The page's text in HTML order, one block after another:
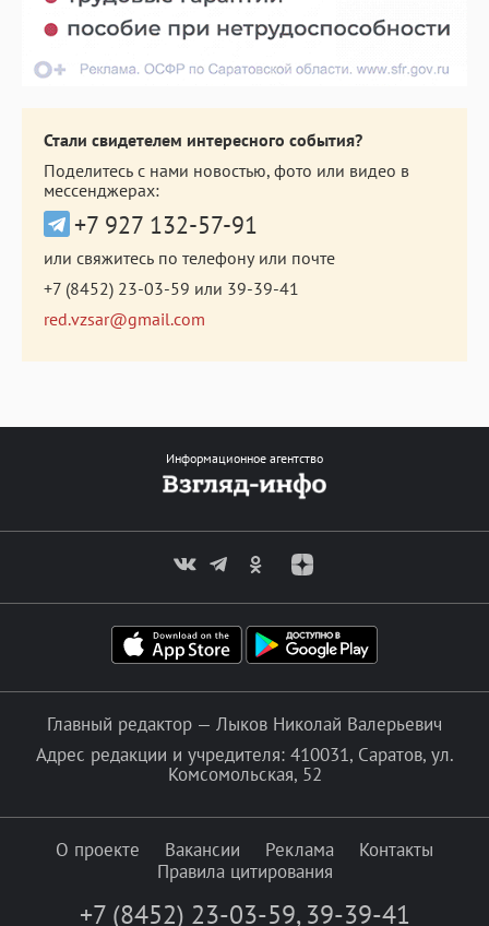
Стали свидетелем интересного события?
Поделитесь с нами новостью, фото или видео в
мессенджерах:
+7 927 132-57-91
или свяжитесь по телефону или почте
+7 (8452) 23-03-59 или 39-39-41
red.vzsar@gmail.com
Информационное агентство
Главный редактор — Лыков Николай Валерьевич
Адрес редакции и учредителя: 410031, Саратов, ул.
Комсомольская, 52
О проекте Вакансии Реклама
Контакты
Правила цитирования
+7 (8452) 23-03-59, 39-39-41